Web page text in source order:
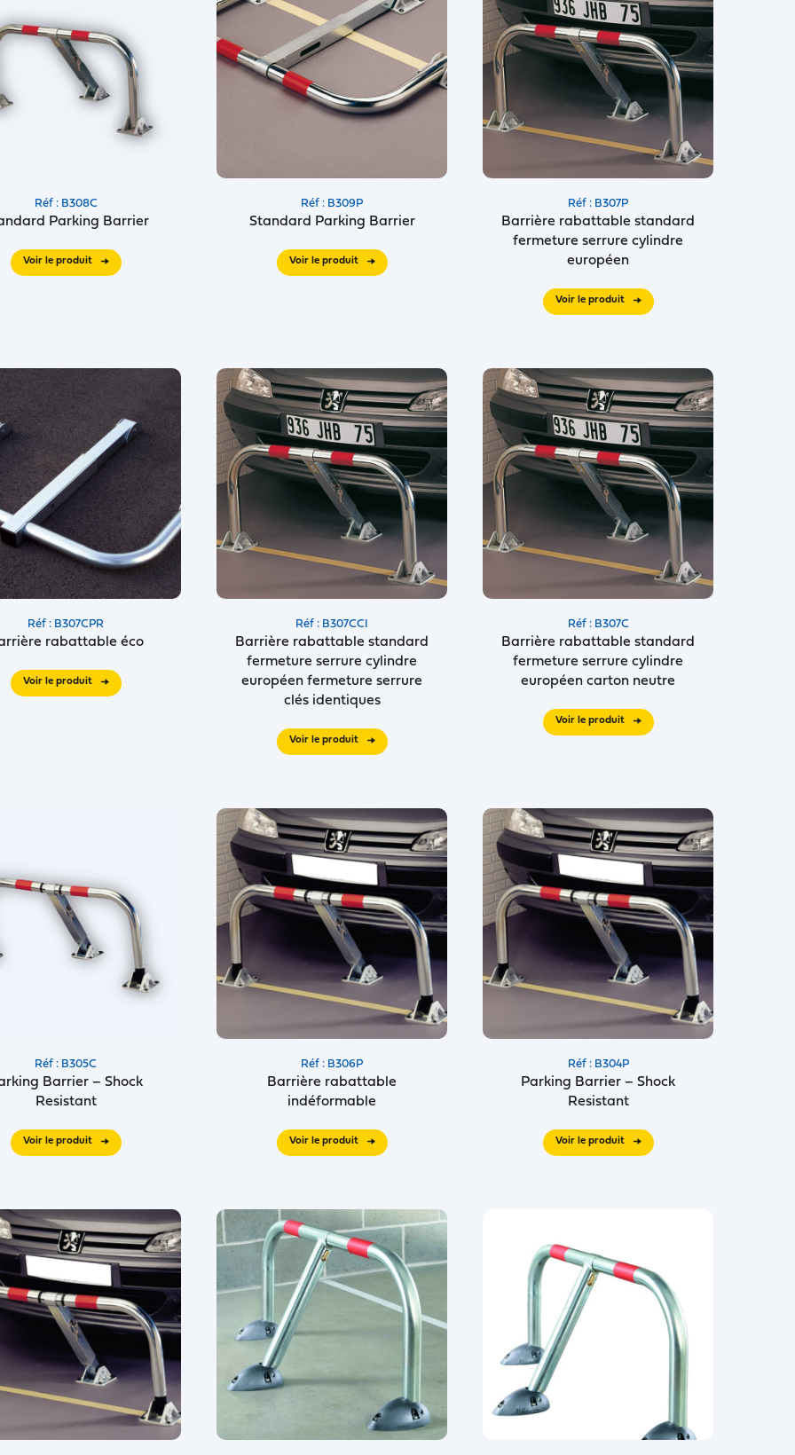
Réf : B308C
Parking Barrier
Voir le produit
Réf : B309P
Standard Parking Barrier
Voir le produit
Réf : B307P
Barrière rabattable standard
fermeture serrure cylindre
européen
Voir le produit
Réf : B307CPR
rabattable éco
Voir le produit
Réf : B307CCI
Barrière rabattable standard
fermeture serrure cylindre
européen fermeture serrure
clés identiques
Voir le produit
Réf : B307C
Barrière rabattable standard
fermeture serrure cylindre
européen carton neutre
Voir le produit
Réf : B305C
Barrier – Shock
Resistant
Voir le produit
Réf : B306P
Barrière rabattable
indéformable
Voir le produit
Réf : B304P
Parking Barrier – Shock
Resistant
Voir le produit